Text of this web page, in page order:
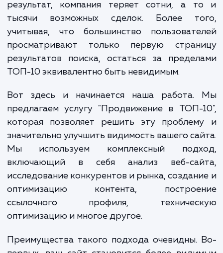
оставаясь незамеченными в мире
Это означает, что потенциальные
видят их предложения и услуги, и,
тысячи возможных сделок. Более
просматривают только первую
результатов поиска, остаться за
ТОП-10 эквивалентно быть невидимым.
Вот здесь и начинается наша
предлагаем услугу "Продвижение в
значительно улучшить видимость вашего
Мы используем комплексный
исследование конкурентов и рынка,